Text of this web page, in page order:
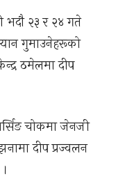
भदौ २३ र २४ गते
गुमाउनेहरूको
ठमेलमा दीप
चोकमा जेनजी
दीप प्रज्वलन